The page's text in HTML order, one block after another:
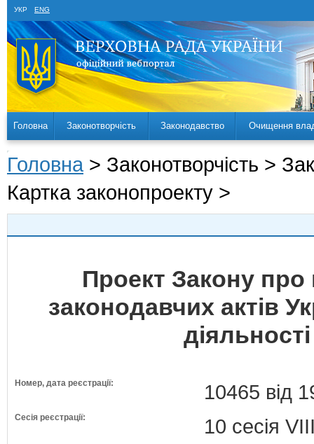
УКР ENG
Головна Законотворчість Законодавство Очищення
Головна > Законотворчість >
Картка законопроекту >
Проект Закону про
законодавчих актів
Номер, дата реєстрації: 10465 від
Сесія реєстрації: 10 сесія